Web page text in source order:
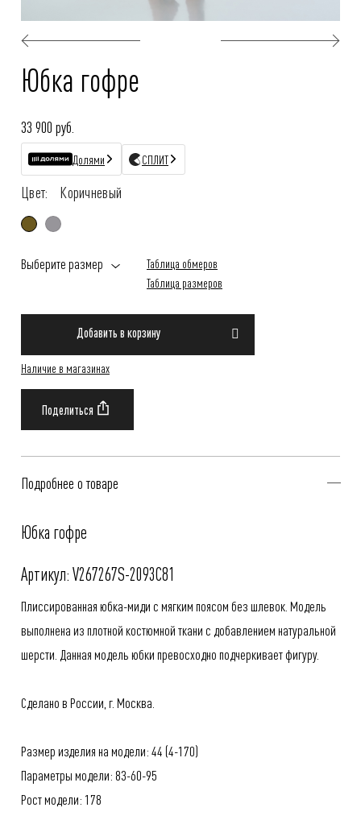
Юбка гофре
33 900 руб.
Долями СПЛИТ
Цвет: Коричневый
Выберите размер
Таблица обмеров
Таблица размеров
Добавить в корзину
Наличие в магазинах
Подробнее о товаре
Юбка гофре
Артикул: V267267S-2093C81
Плиссированная юбка-миди с мягким поясом без шлевок. Модель
выполнена из плотной костюмной ткани с добавлением натуральной
шерсти. Данная модель юбки превосходно подчеркивает фигуру.
Сделано в России, г. Москва.
Размер изделия на модели: 44 (4-170)
Параметры модели: 83-60-95
Рост модели: 178